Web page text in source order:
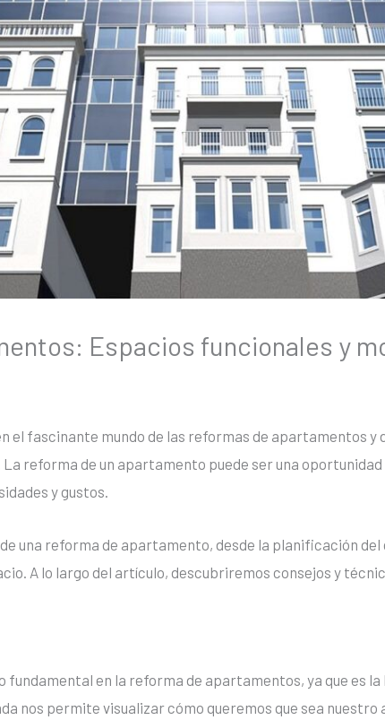
Espacios funcionales y
el fascinante mundo de las reformas de apartamentos
reforma de un apartamento puede ser una
y gustos.
una reforma de apartamento, desde la planificación del
A lo largo del artículo, descubriremos consejos y
fundamental en la reforma de apartamentos, ya que es
nos permite visualizar cómo queremos que sea